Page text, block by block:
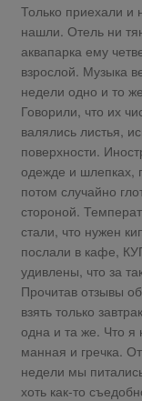
Только приехали и
нашли. Отель ни
аквапарка ему
взрослой. Музыка
недели одно и то
Говорили, что их
валялись листья,
поверхности.
одежде и шлепках,
потом случайно
стороной.
стали, что нужен
послали в кафе,
удивлены, что за
Прочитав отзывы
взять только
одна и та же. Что я
манная и гречка.
недели мы
хоть как-то